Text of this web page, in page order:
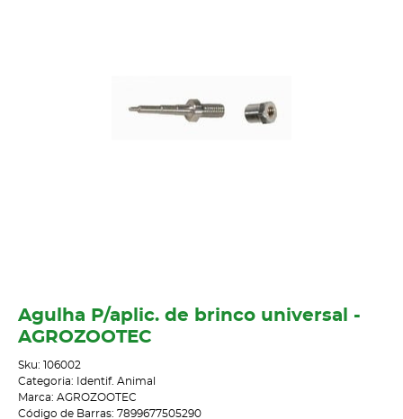
Agulha P/aplic. de brinco universal -
AGROZOOTEC
Sku: 106002
Categoria:
Identif. Animal
Marca: AGROZOOTEC
Código de Barras: 7899677505290